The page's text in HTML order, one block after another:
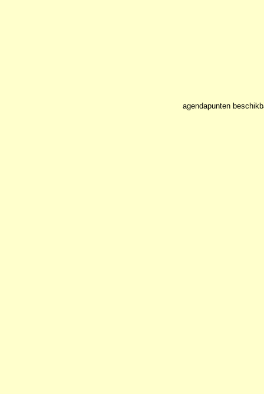
agendapunten